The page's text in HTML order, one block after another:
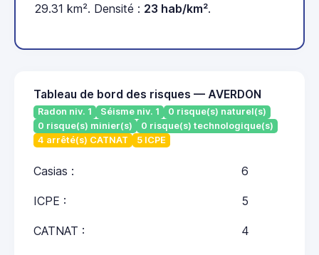
29.31 km². Densité : 23 hab/km².
Tableau de bord des risques — AVERDON
Radon niv. 1 Séisme niv. 1
0 risque(s) naturel(s)
0 risque(s) minier(s)
0 risque(s) technologique(s)
4 arrêté(s) CATNAT
5 ICPE
Casias : 6
ICPE : 5
CATNAT : 4